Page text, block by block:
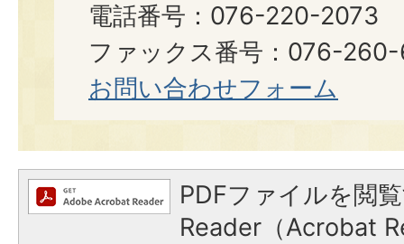
電話番号：076-220-2073
ファックス番号：076-
お問い合わせフォーム
PDFファイルを閲
Reader（Acrobat